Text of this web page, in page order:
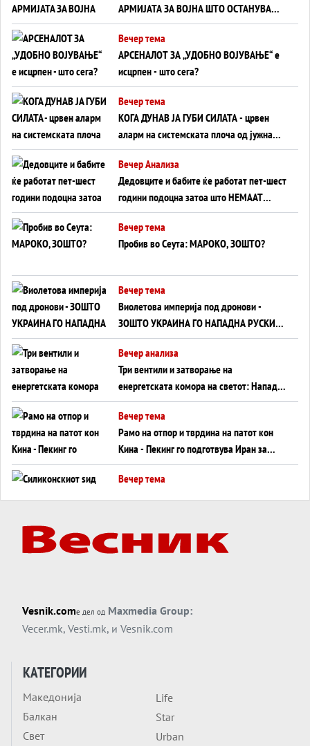
АРМИЈАТА ЗА ВОЈНА ШТО ОСТАНУВА
БЕЗ ФРОНТ
Вечер тема
АРСЕНАЛОТ ЗА „УДОБНО ВОЈУВАЊЕ“ е
исцрпен - што сега?
Вечер тема
КОГА ДУНАВ ЈА ГУБИ СИЛАТА - црвен
аларм на системската плоча од јужна
Германија до Црното Море...
Вечер Анализа
Дедовците и бабите ќе работат пет-шест
години подоцна затоа што НЕМААТ
ВНУЦИ ДА ГИ ЗАМЕНАТ
Вечер тема
Пробив во Сеута: МАРОКО, ЗОШТО?
Вечер тема
Виолетова империја под дронови -
ЗОШТО УКРАИНА ГО НАПАДНА РУСКИОТ
WILDBERRIES
Вечер анализа
Три вентили и затворање на
енергетската комора на светот: Нападот
во Суец најавува глобален енергетски
инфаркт?
Вечер тема
Рамо на отпор и тврдина на патот кон
Кина - Пекинг го подготвува Иран за
американска копнена инвазија
Вечер тема
Вечер тема
Трамп тврди дека повторно „разговара“
Вечер тема
ДЛАБОКО УДОЛУ: Сметководствените
трикови што го соборија ЕНРОН ги
Вечер тема
Vesnik.comе дел од Maxmedia Group:
Vecer.mk, Vesti.mk, и Vesnik.com
КАТЕГОРИИ
Македонија
Балкан
Свет
Life
Star
Urban